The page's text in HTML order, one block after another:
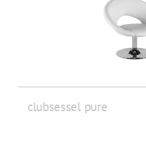
clubsessel pure